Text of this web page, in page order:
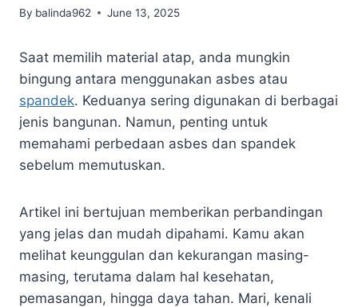
By balinda962 June 13, 2025
Saat memilih material atap, anda mungkin
bingung antara menggunakan asbes atau
spandek. Keduanya sering digunakan di berbagai
jenis bangunan. Namun, penting untuk
memahami perbedaan asbes dan spandek
sebelum memutuskan.
Artikel ini bertujuan memberikan perbandingan
yang jelas dan mudah dipahami. Kamu akan
melihat keunggulan dan kekurangan masing-
masing, terutama dalam hal kesehatan,
pemasangan, hingga daya tahan. Mari, kenali